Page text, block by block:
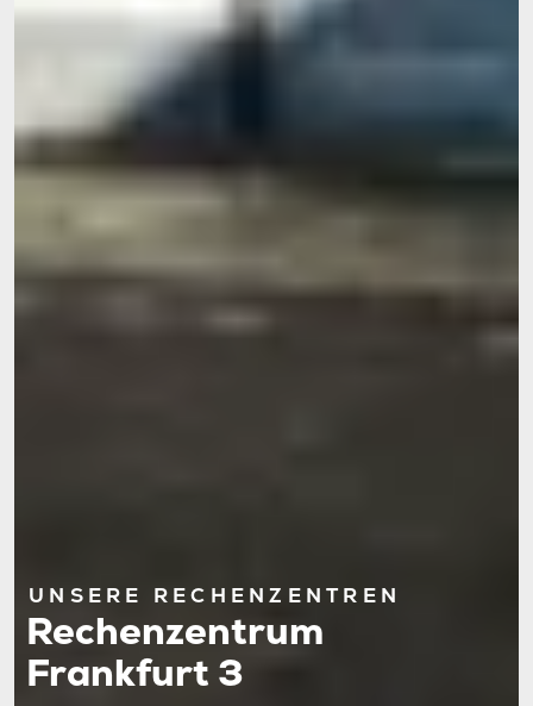
UNSERE RECHENZENTREN
Rechenzentrum
Frankfurt 3